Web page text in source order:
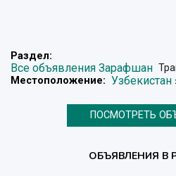
Раздел:
Все объявления Зарафшан
Местоположение: Узбекистан
ПОСМОТРЕТЬ
ОБЪЯВЛЕНИЯ В